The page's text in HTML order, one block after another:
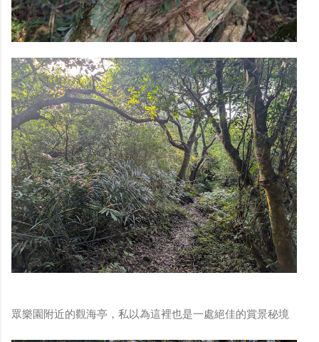
眾樂園附近的觀海亭，私以為這裡也是一處絕佳的賞景秘境